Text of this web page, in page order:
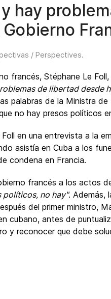
hay
/ Perspectives.
francés, Stéphane Le
de libertad desde
palabras de la Ministra de
no hay presos políticos
en una entrevista a la
asistía en Cuba a los
condena en Francia.
francés a los actos
políticos, no hay". Además,
del primer ministro,
cubano, antes de
y reconocer que debe